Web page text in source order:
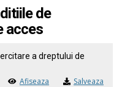
de
acces
a dreptului de
Afiseaza Salveaza